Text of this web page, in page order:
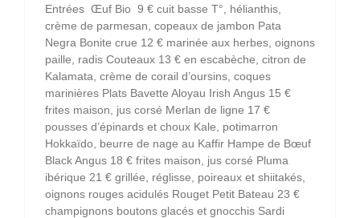
Entrées Œuf Bio 9 € cuit basse T°, hélianthis,
crème de parmesan, copeaux de jambon Pata
Negra Bonite crue 12 € marinée aux herbes, oignons
paille, radis Couteaux 13 € en escabèche, citron de
Kalamata, crème de corail d’oursins, coques
marinières Plats Bavette Aloyau Irish Angus 15 €
frites maison, jus corsé Merlan de ligne 17 €
pousses d’épinards et choux Kale, potimarron
Hokkaïdo, beurre de nage au Kaffir Hampe de Bœuf
Black Angus 18 € frites maison, jus corsé Pluma
ibérique 21 € grillée, réglisse, poireaux et shiitakés,
oignons rouges acidulés Rouget Petit Bateau 23 €
champignons boutons glacés et gnocchis Sardi